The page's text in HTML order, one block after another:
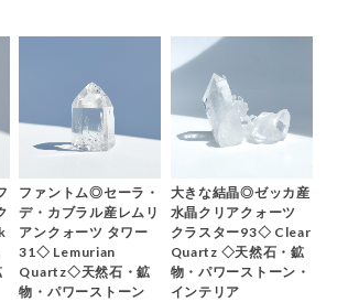
ファントム◎セーラ・
デ・カブラル産レムリ
アンクォーツ タワー
31◇ Lemurian
Quartz◇天然石・鉱
物・パワーストーン
大きな結晶◎ゼッカ産
水晶クリアクォーツ
クラスター93◇ Clear
Quartz ◇天然石・鉱
物・パワーストーン・
インテリア